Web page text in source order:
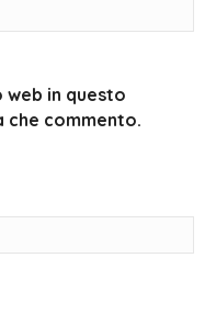
web in questo
che commento.